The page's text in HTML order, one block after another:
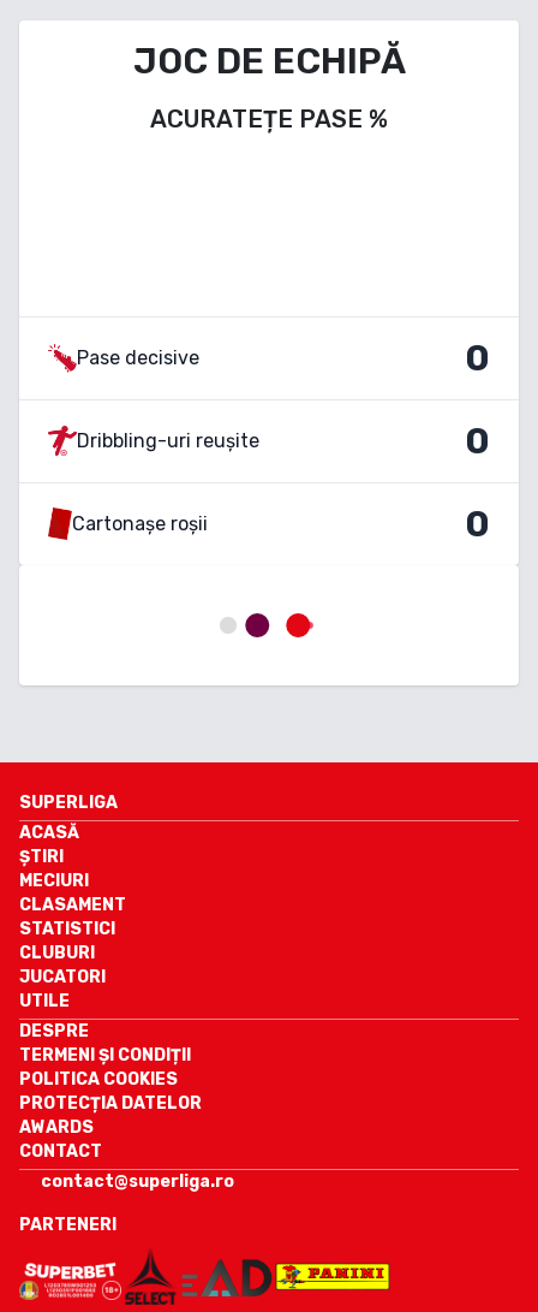
JOC DE ECHIPĂ
ACURATEȚE PASE %
Pase decisive 0
Dribbling-uri reușite 0
Cartonașe roșii 0
SUPERLIGA
ACASĂ
ȘTIRI
MECIURI
CLASAMENT
STATISTICI
CLUBURI
JUCATORI
UTILE
DESPRE
TERMENI ȘI CONDIȚII
POLITICA COOKIES
PROTECȚIA DATELOR
AWARDS
CONTACT
contact@superliga.ro
PARTENERI